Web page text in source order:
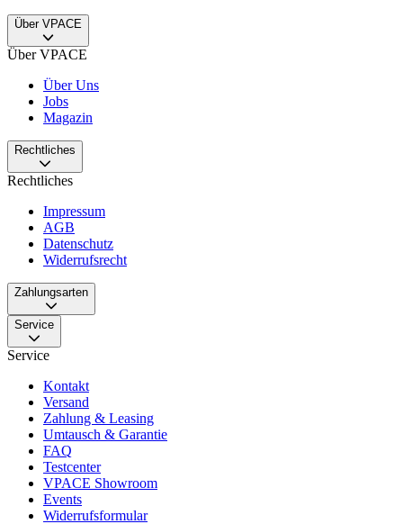
Über VPACE
Über VPACE
Über Uns
Jobs
Magazin
Rechtliches
Rechtliches
Impressum
AGB
Datenschutz
Widerrufsrecht
Zahlungsarten
Service
Service
Kontakt
Versand
Zahlung & Leasing
Umtausch & Garantie
FAQ
Testcenter
VPACE Showroom
Events
Widerrufsformular